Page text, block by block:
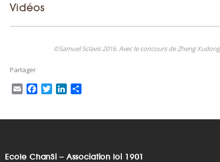
Vidéos
©Samuel Sclavis 2016. Avec le concours de Zheng Xudong
Partager
i
e
o
t
r
k
I
t
e
Ecole ChanSi – Association loi 1901